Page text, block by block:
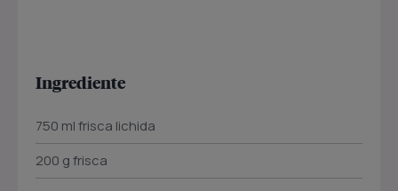
Ingrediente
750 ml frisca lichida
200 g frisca